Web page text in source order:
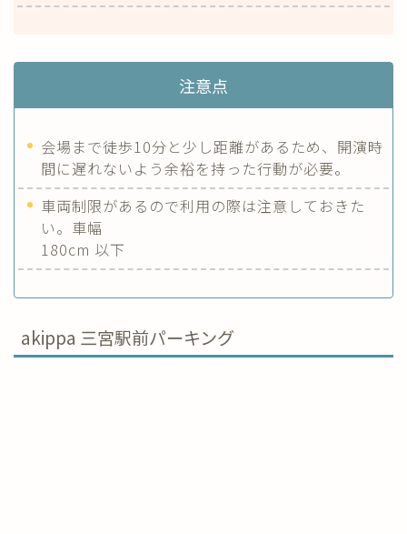
注意点
会場まで徒歩10分と少し距離があるため、開演時
間に遅れないよう余裕を持った行動が必要。
車両制限があるので利用の際は注意しておきた
い。車幅
180cm 以下
akippa 三宮駅前パーキング